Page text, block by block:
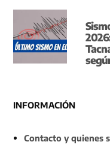
INFORMACIÓN
Contacto y quienes